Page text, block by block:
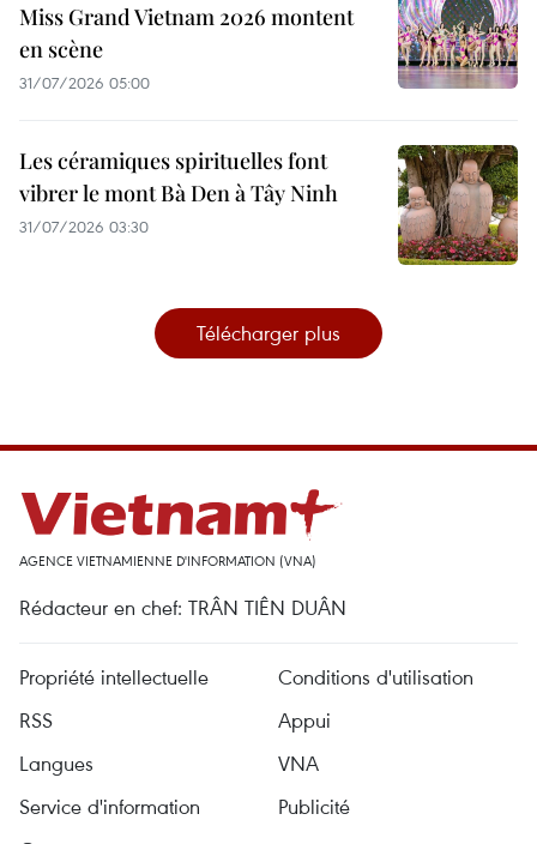
Miss Grand Vietnam 2026 montent
en scène
31/07/2026 05:00
Les céramiques spirituelles font
vibrer le mont Bà Den à Tây Ninh
31/07/2026 03:30
Télécharger plus
AGENCE VIETNAMIENNE D'INFORMATION (VNA)
Rédacteur en chef: TRÂN TIÊN DUÂN
Propriété intellectuelle
Conditions d'utilisation
RSS
Appui
Langues
VNA
Service d'information
Publicité